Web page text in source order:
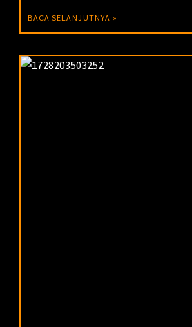
BACA SELANJUTNYA »